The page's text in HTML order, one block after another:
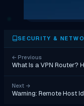
SECURITY &
← Previous
What Is a VPN Router?
Next →
Warning: Remote Host